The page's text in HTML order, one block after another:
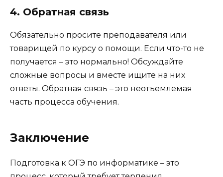
4. Обратная связь
Обязательно просите преподавателя или
товарищей по курсу о помощи. Если что-то не
получается – это нормально! Обсуждайте
сложные вопросы и вместе ищите на них
ответы. Обратная связь – это неотъемлемая
часть процесса обучения.
Заключение
Подготовка к ОГЭ по информатике – это